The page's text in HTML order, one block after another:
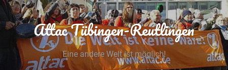
Attac Tübingen-Reutlingen
Eine andere Welt ist möglich!